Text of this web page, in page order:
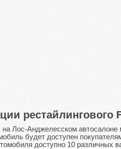
рестайлингового
Лос-Анджелесском автосалоне
будет доступен
доступно 10 различных